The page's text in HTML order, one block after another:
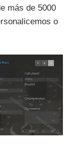
más de 5000
o